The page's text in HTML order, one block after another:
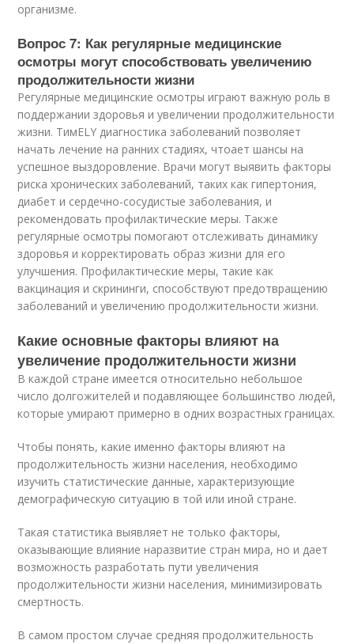
организме.
Вопрос 7: Как регулярные медицинские
осмотры могут способствовать увеличению
продолжительности жизни
Регулярные медицинские осмотры играют важную роль в
поддержании здоровья и увеличении продолжительности
жизни. ТимELY диагностика заболеваний позволяет
начать лечение на ранних стадиях, чтоает шансы на
успешное выздоровление. Врачи могут выявить факторы
риска хронических заболеваний, таких как гипертония,
диабет и сердечно-сосудистые заболевания, и
рекомендовать профилактические меры. Также
регулярные осмотры помогают отслеживать динамику
здоровья и корректировать образ жизни для его
улучшения. Профилактические меры, такие как
вакцинация и скрининги, способствуют предотвращению
заболеваний и увеличению продолжительности жизни.
Какие основные факторы влияют на
увеличение продолжительности жизни
В каждой стране имеется относительно небольшое
число долгожителей и подавляющее большинство людей,
которые умирают примерно в одних возрастных границах.
Чтобы понять, какие именно факторы влияют на
продолжительность жизни населения, необходимо
изучить статистические данные, характеризующие
демографическую ситуацию в той или иной стране.
Такая статистика выявляет не только факторы,
оказывающие влияние наразвитие стран мира, но и дает
возможность разработать пути увеличения
продолжительности жизни населения, минимизировать
смертность.
В самом простом случае средняя продолжительность